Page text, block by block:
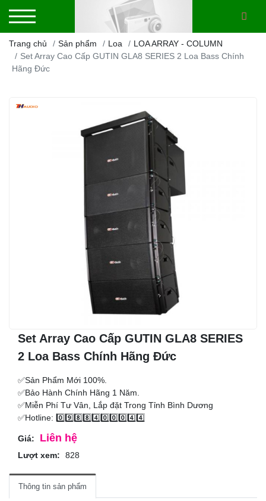
Trang chủ Sản phẩm Loa
LOA ARRAY - COLUMN
Set Array Cao Cấp GUTIN GLA8 SERIES 2 Loa Bass Chính
Hãng Đức
Set Array Cao Cấp GUTIN GLA8 SERIES
2 Loa Bass Chính Hãng Đức
✅Sản Phẩm Mới 100%.
✅Bảo Hành Chính Hãng 1 Năm.
✅Miễn Phí Tư Vân, Lắp đặt Trong Tỉnh Bình Dương
✅Hotline: 0️⃣9️⃣8️⃣8️⃣4️⃣0️⃣0️⃣0️⃣4️⃣4️⃣
Giá: Liên hệ
Lượt xem: 828
Thông tin sản phẩm